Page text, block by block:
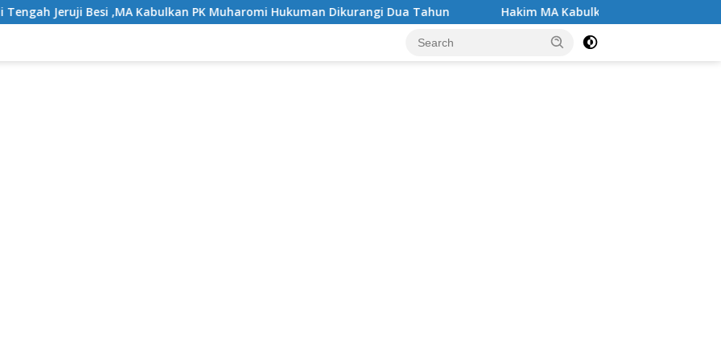
Kabulkan PK Muharomi Hukuman Dikurangi Dua Tahun Hakim MA Kabulkan PK Kasus Narkotika di Tenggarong,